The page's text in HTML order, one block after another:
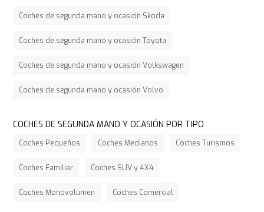
Coches de segunda mano y ocasión Skoda
Coches de segunda mano y ocasión Toyota
Coches de segunda mano y ocasión Volkswagen
Coches de segunda mano y ocasión Volvo
COCHES DE SEGUNDA MANO Y OCASIÓN POR TIPO
Coches Pequeños Coches Medianos Coches Turismos
Coches Familiar Coches SUV y 4X4
Coches Monovolumen Coches Comercial